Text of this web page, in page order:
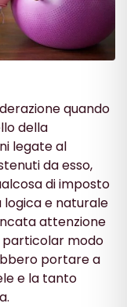
quando
della
legate al
da esso,
di imposto
logica e naturale
attenzione
particolar modo
portare a
e la tanto